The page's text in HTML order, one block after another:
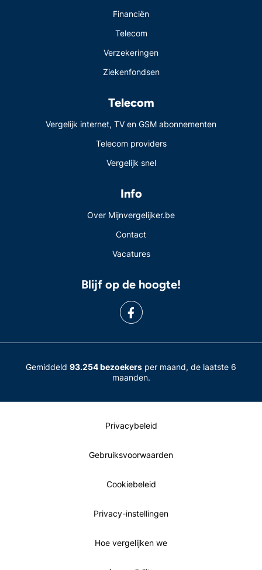
Financiën
Telecom
Verzekeringen
Ziekenfondsen
Telecom
Vergelijk internet, TV en GSM abonnementen
Telecom providers
Vergelijk snel
Info
Over Mijnvergelijker.be
Contact
Vacatures
Blijf op de hoogte!
Gemiddeld 93.254 bezoekers per maand, de laatste 6
maanden.
Privacybeleid
Gebruiksvoorwaarden
Cookiebeleid
Privacy-instellingen
Hoe vergelijken we